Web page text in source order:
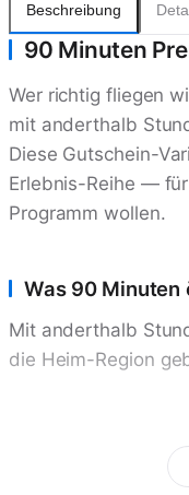
Beschreibung
90 Minuten
Wer richtig fliegen
mit anderthalb
Diese Gutschein-
Erlebnis-Reihe —
Programm wollen.
Was 90 Minuten
Mit anderthalb
die Heim-Region